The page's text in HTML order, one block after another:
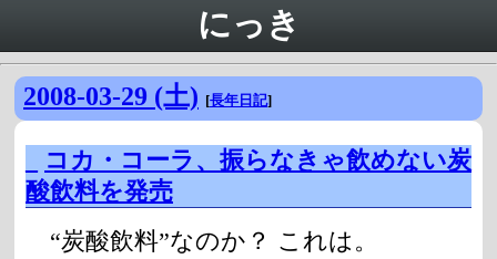
にっき
2008-03-29 (土) [長年日記]
コカ・コーラ、振らなきゃ飲めない炭
酸飲料を発売
“炭酸飲料”なのか？ これは。